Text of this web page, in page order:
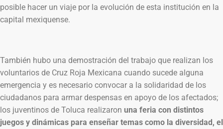
posible hacer un viaje por la evolución de esta institución en la
capital mexiquense.
También hubo una demostración del trabajo que realizan los
voluntarios de Cruz Roja Mexicana cuando sucede alguna
emergencia y es necesario convocar a la solidaridad de los
ciudadanos para armar despensas en apoyo de los afectados;
los juventinos de Toluca realizaron una feria con distintos
juegos y dinámicas para enseñar temas como la diversidad, el